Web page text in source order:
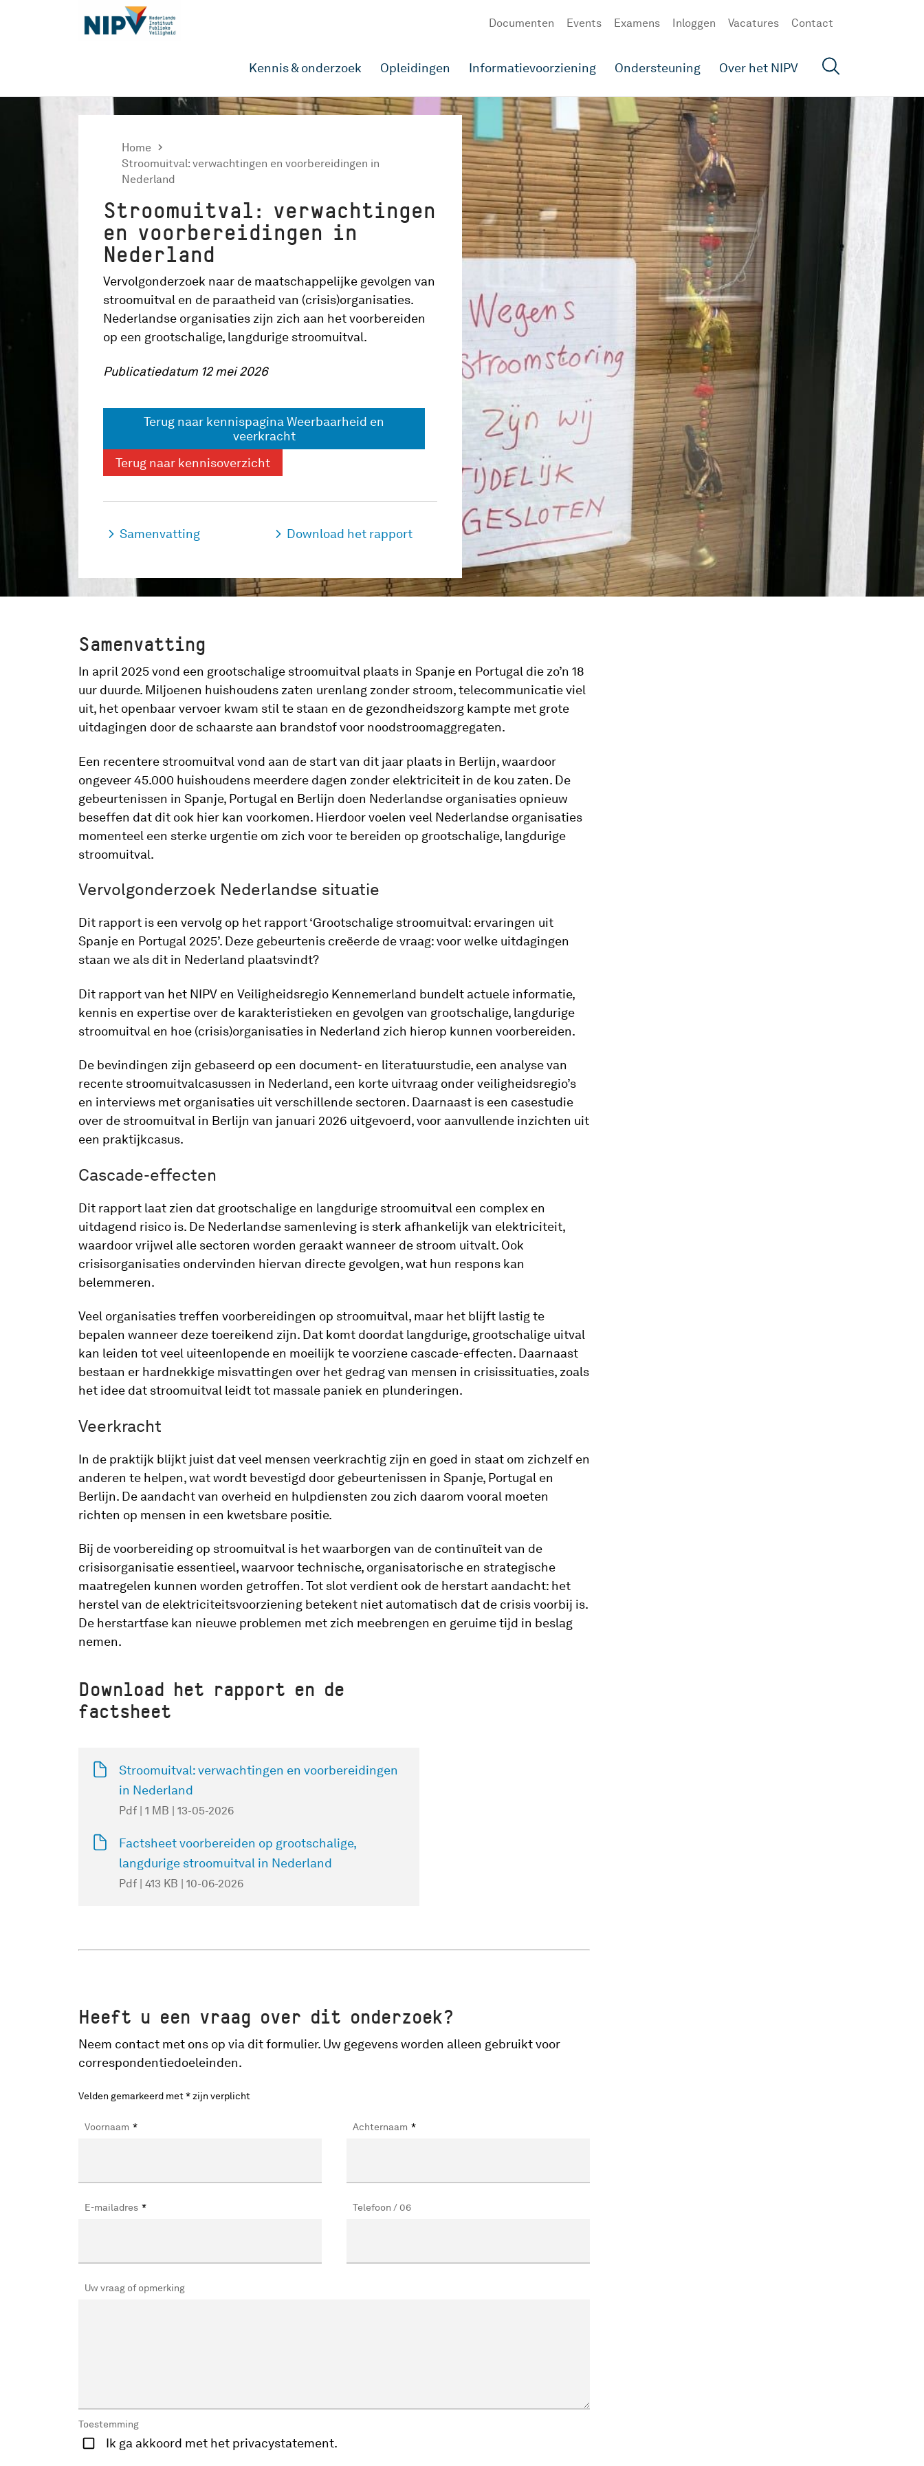
Documenten Events Examens Inloggen Vacatures Contact
Kennis & onderzoek Opleidingen Informatievoorziening Ondersteuning Over het NIPV
Home 
Stroomuitval: verwachtingen en voorbereidingen in
Nederland
Stroomuitval: verwachtingen
en voorbereidingen in
Nederland
Vervolgonderzoek naar de maatschappelijke gevolgen van
stroomuitval en de paraatheid van (crisis)organisaties.
Nederlandse organisaties zijn zich aan het voorbereiden
op een grootschalige, langdurige stroomuitval.
Publicatiedatum 12 mei 2026
Terug naar kennispagina Weerbaarheid en
veerkracht
Terug naar kennisoverzicht
Samenvatting Download het rapport
Samenvatting
In april 2025 vond een grootschalige stroomuitval plaats in Spanje en Portugal die zo’n 18
uur duurde. Miljoenen huishoudens zaten urenlang zonder stroom, telecommunicatie viel
uit, het openbaar vervoer kwam stil te staan en de gezondheidszorg kampte met grote
uitdagingen door de schaarste aan brandstof voor noodstroomaggregaten.
Een recentere stroomuitval vond aan de start van dit jaar plaats in Berlijn, waardoor
ongeveer 45.000 huishoudens meerdere dagen zonder elektriciteit in de kou zaten. De
gebeurtenissen in Spanje, Portugal en Berlijn doen Nederlandse organisaties opnieuw
beseffen dat dit ook hier kan voorkomen. Hierdoor voelen veel Nederlandse organisaties
momenteel een sterke urgentie om zich voor te bereiden op grootschalige, langdurige
stroomuitval.
Vervolgonderzoek Nederlandse situatie
Dit rapport is een vervolg op het rapport ‘Grootschalige stroomuitval: ervaringen uit
Spanje en Portugal 2025’. Deze gebeurtenis creëerde de vraag: voor welke uitdagingen
staan we als dit in Nederland plaatsvindt?
Dit rapport van het NIPV en Veiligheidsregio Kennemerland bundelt actuele informatie,
kennis en expertise over de karakteristieken en gevolgen van grootschalige, langdurige
stroomuitval en hoe (crisis)organisaties in Nederland zich hierop kunnen voorbereiden.
De bevindingen zijn gebaseerd op een document- en literatuurstudie, een analyse van
recente stroomuitvalcasussen in Nederland, een korte uitvraag onder veiligheidsregio’s
en interviews met organisaties uit verschillende sectoren. Daarnaast is een casestudie
over de stroomuitval in Berlijn van januari 2026 uitgevoerd, voor aanvullende inzichten uit
een praktijkcasus.
Cascade-effecten
Dit rapport laat zien dat grootschalige en langdurige stroomuitval een complex en
uitdagend risico is. De Nederlandse samenleving is sterk afhankelijk van elektriciteit,
waardoor vrijwel alle sectoren worden geraakt wanneer de stroom uitvalt. Ook
crisisorganisaties ondervinden hiervan directe gevolgen, wat hun respons kan
belemmeren.
Veel organisaties treffen voorbereidingen op stroomuitval, maar het blijft lastig te
bepalen wanneer deze toereikend zijn. Dat komt doordat langdurige, grootschalige uitval
kan leiden tot veel uiteenlopende en moeilijk te voorziene cascade-effecten. Daarnaast
bestaan er hardnekkige misvattingen over het gedrag van mensen in crisissituaties, zoals
het idee dat stroomuitval leidt tot massale paniek en plunderingen.
Veerkracht
In de praktijk blijkt juist dat veel mensen veerkrachtig zijn en goed in staat om zichzelf en
anderen te helpen, wat wordt bevestigd door gebeurtenissen in Spanje, Portugal en
Berlijn. De aandacht van overheid en hulpdiensten zou zich daarom vooral moeten
richten op mensen in een kwetsbare positie.
Bij de voorbereiding op stroomuitval is het waarborgen van de continuïteit van de
crisisorganisatie essentieel, waarvoor technische, organisatorische en strategische
maatregelen kunnen worden getroffen. Tot slot verdient ook de herstart aandacht: het
herstel van de elektriciteitsvoorziening betekent niet automatisch dat de crisis voorbij is.
De herstartfase kan nieuwe problemen met zich meebrengen en geruime tijd in beslag
nemen.
Download het rapport en de
factsheet
Stroomuitval: verwachtingen en voorbereidingen
in Nederland
Pdf | 1 MB | 13-05-2026
Factsheet voorbereiden op grootschalige,
langdurige stroomuitval in Nederland
Pdf | 413 KB | 10-06-2026
Heeft u een vraag over dit onderzoek?
Neem contact met ons op via dit formulier. Uw gegevens worden alleen gebruikt voor
correspondentiedoeleinden.
Velden gemarkeerd met * zijn verplicht
Voornaam * Achternaam *
E-mailadres * Telefoon / 06
Uw vraag of opmerking
Toestemming
Ik ga akkoord met het privacystatement.